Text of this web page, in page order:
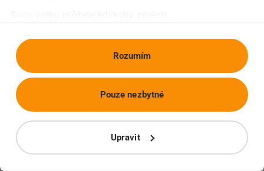
Rozumím
Upravit
Pouze nezbytné